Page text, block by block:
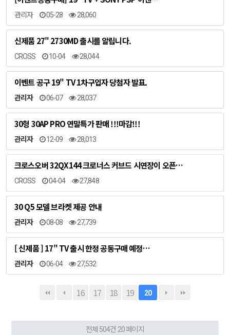
관리자 05-28 28,060
신제품 27" 2730MD 출시를 알립니다.
CROSS 10-04 28,044
이벤트 공구 19" TV 1차구입자 당첨자 발표.
관리자 06-07 28,037
30형 30AP PRO 연말특가 판매 !!!마감!!!
관리자 12-09 28,013
크로스오버 32QX144 크로너스 커브드 시연장이 오픈…
CROSS 04-04 27,848
30 Q5 모델 브라켓 제공 안내
관리자 08-08 27,739
[ 신제품 ] 17" TV 출시 한정 공동구매 예정…
관리자 06-04 27,532
16 17 18 19 20
전체 504건 20 페이지